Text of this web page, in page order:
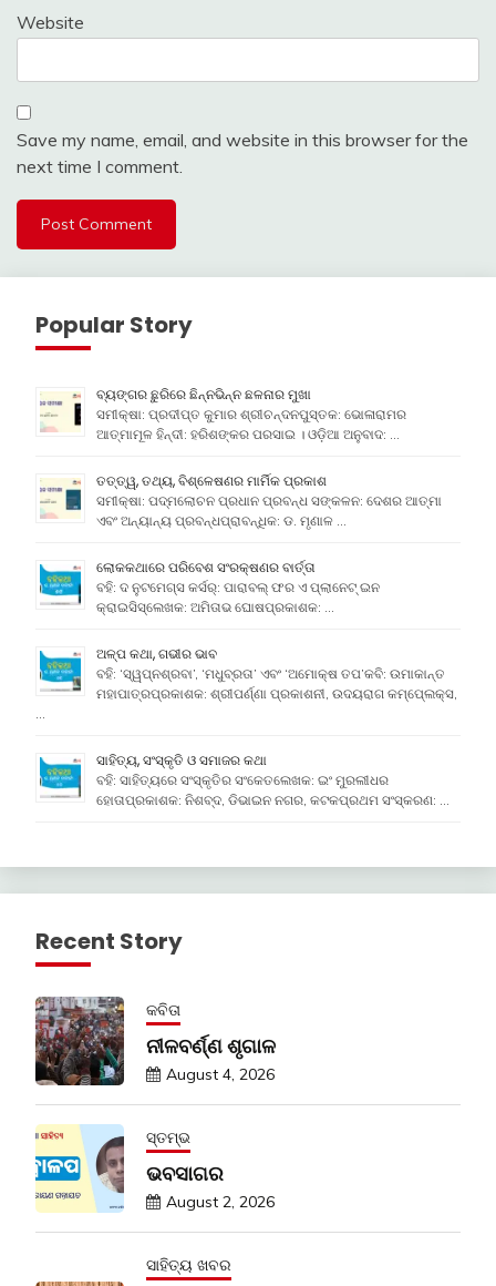
Website
Save my name, email, and website in this browser for the
next time I comment.
Popular Story
ବ୍ୟଙ୍ଗର ଛୁରିରେ ଛିନ୍ନଭିନ୍ନ ଛଳନାର ମୁଖା
ସମୀକ୍ଷା: ପ୍ରଦୀପ୍ତ କୁମାର ଶ୍ରୀଚନ୍ଦନପୁସ୍ତକ: ଭୋଳାରାମର
ଆତ୍ମାମୂଳ ହିନ୍ଦୀ: ହରିଶଙ୍କର ପରସାଇ । ଓଡ଼ିଆ ଅନୁବାଦ: …
ତତ୍ତ୍ୱ, ତଥ୍ୟ, ବିଶ୍ଳେଷଣର ମାର୍ମିକ ପ୍ରକାଶ
ସମୀକ୍ଷା: ପଦ୍ମଲୋଚନ ପ୍ରଧାନ ପ୍ରବନ୍ଧ ସଙ୍କଳନ: ଦେଶର ଆତ୍ମା
ଏବଂ ଅନ୍ୟାନ୍ୟ ପ୍ରବନ୍ଧପ୍ରାବନ୍ଧିକ: ଡ. ମୃଣାଳ …
ଲୋକକଥାରେ ପରିବେଶ ସଂରକ୍ଷଣର ବାର୍ତ୍ତା
ବହି: ଦ ନୁଟମେଗ୍ସ କର୍ସର୍: ପାରାବଲ୍ ଫର ଏ ପ୍ଲାନେଟ୍ ଇନ
କ୍ରାଇସିସ୍ଲେଖକ: ଅମିତାଭ ଘୋଷପ୍ରକାଶକ: …
ଅଳ୍ପ କଥା, ଗଭୀର ଭାବ
ବହି: ‘ସ୍ୱପ୍ନଶ୍ରବା’, ‘ମଧୁବ୍ରତା’ ଏବଂ ‘ଅମୋକ୍ଷ ତପ’କବି: ଉମାକାନ୍ତ
ମହାପାତ୍ରପ୍ରକାଶକ: ଶ୍ରୀପର୍ଣ୍ଣା ପ୍ରକାଶନୀ, ଉଦୟରାଗ କମ୍ପେ୍ଲକ୍ସ,
…
ସାହିତ୍ୟ, ସଂସ୍କୃତି ଓ ସମାଜର କଥା
ବହି: ସାହିତ୍ୟରେ ସଂସ୍କୃତିର ସଂକେତଲେଖକ: ଇଂ ମୁରଲୀଧର
ହୋତାପ୍ରକାଶକ: ନିଶବ୍ଦ, ଡିଭାଇନ ନଗର, କଟକପ୍ରଥମ ସଂସ୍କରଣ: …
Recent Story
କବିତା
ନୀଳବର୍ଣ୍ଣ ଶୃଗାଳ
August 4, 2026
ସ୍ତମ୍ଭ
ଭବସାଗର
August 2, 2026
ସାହିତ୍ୟ ଖବର